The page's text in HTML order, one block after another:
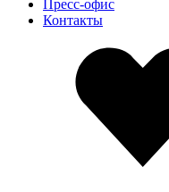
Пресс-офис
Контакты